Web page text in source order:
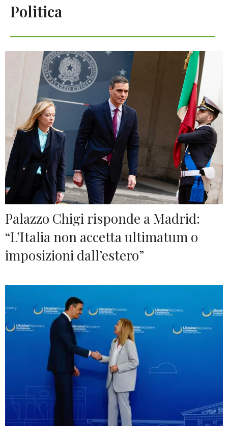
Politica
Palazzo Chigi risponde a Madrid:
“L’Italia non accetta ultimatum o
imposizioni dall’estero”